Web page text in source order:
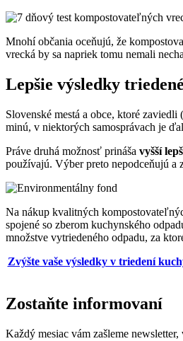
Mnohí občania oceňujú, že
vrecká by sa napriek tomu nemali
Lepšie výsledky
Slovenské mestá a obce, ktoré
minú, v niektorých samosprávach je
Práve druhá možnosť prináša vyšší
používajú. Výber preto nepodceňujú a
Na nákup kvalitných
spojené so zberom kuchynského
množstve vytriedeného odpadu, za
Zvýšte vaše výsledky v triedení
Zostaňte informovaní
Každý mesiac vám zašleme